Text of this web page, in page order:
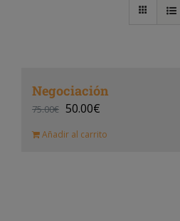
Negociación
75.00€ 50.00€
Añadir al carrito